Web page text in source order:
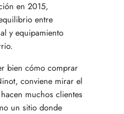
en 2015,
entre
y equipamiento
bien cómo comprar
, conviene mirar el
muchos clientes
un sitio donde